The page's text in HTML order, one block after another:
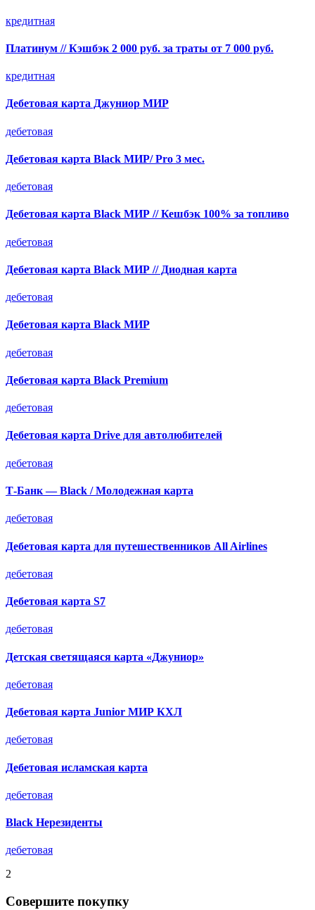
кредитная
Платинум // Кэшбэк 2 000 руб. за траты от 7 000 руб.
кредитная
Дебетовая карта Джуниор МИР
дебетовая
Дебетовая карта Black МИР/ Pro 3 мес.
дебетовая
Дебетовая карта Black МИР // Кешбэк 100% за топливо
дебетовая
Дебетовая карта Black МИР // Диодная карта
дебетовая
Дебетовая карта Black МИР
дебетовая
Дебетовая карта Black Premium
дебетовая
Дебетовая карта Drive для автолюбителей
дебетовая
Т-Банк — Black / Молодежная карта
дебетовая
Дебетовая карта для путешественников All Airlines
дебетовая
Дебетовая карта S7
дебетовая
Детская светящаяся карта «Джуниор»
дебетовая
Дебетовая карта Junior МИР КХЛ
дебетовая
Дебетовая исламская карта
дебетовая
Black Нерезиденты
дебетовая
2
Совершите покупку